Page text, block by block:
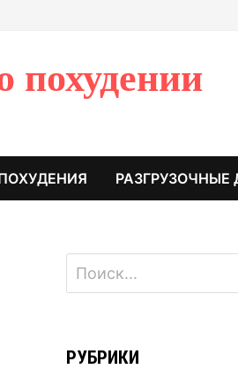
РАЗГРУЗОЧНЫЕ
Найти:
РУБРИКИ